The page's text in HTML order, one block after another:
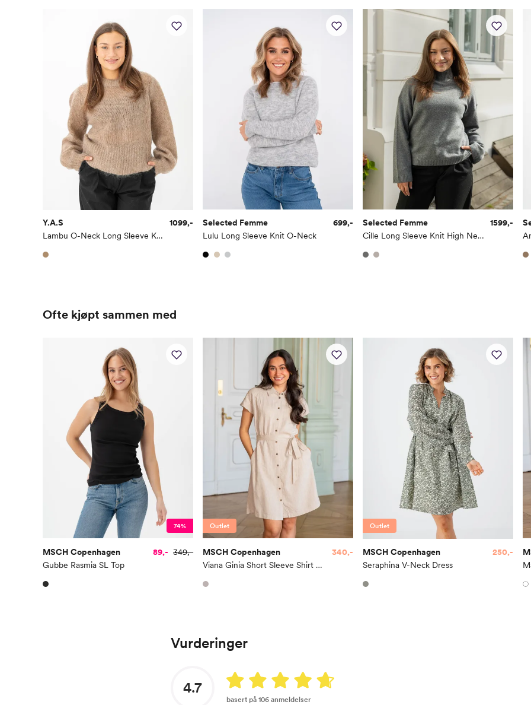
Y.A.S
Lambu O-Neck Long Sleeve Knit Pullover
1099,-
Selected Femme
Lulu Long Sleeve Knit O-Neck
699,-
Selected Femme
Cille Long Sleeve Knit High Neck
1599,-
Ofte kjøpt sammen med
74%
MSCH Copenhagen
Gubbe Rasmia SL Top
89,- 349,-
Outlet
MSCH Copenhagen
Viana Ginia Short Sleeve Shirt Dress
340,-
Outlet
MSCH Copenhagen
Seraphina V-Neck Dress
250,-
Vurderinger
4.7
basert på 106 anmeldelser